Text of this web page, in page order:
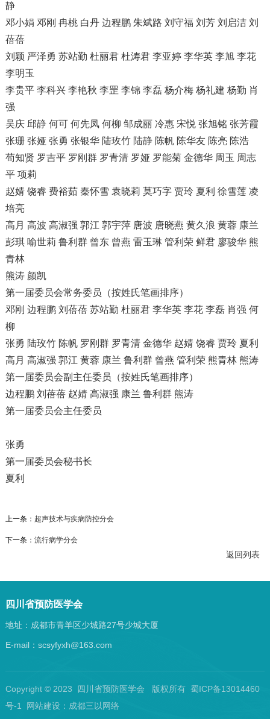
静
邓小娟 邓刚 冉桃 白丹 边程鹏 朱斌路 刘守福 刘芳 刘启洁 刘
蓓蓓
刘颖 严泽勇 苏站勤 杜丽君 杜涛君 李亚婷 李华英 李旭 李花
李明玉
李贵平 李科兴 李艳秋 李罡 李锦 李磊 杨介梅 杨礼建 杨勤 肖
强
吴庆 邱静 何可 何先凤 何柳 邹成丽 冷惠 宋悦 张旭铭 张芳霞
张珊 张娅 张勇 张银华 陆玫竹 陆静 陈帆 陈华友 陈亮 陈浩
苟知贤 罗吉平 罗刚群 罗青清 罗娅 罗能菊 金德华 周玉 周志
平 项莉
赵婧 饶睿 费裕茹 秦怀雪 袁晓莉 莫巧字 贾玲 夏利 徐雪莲 凌
培亮
高月 高波 高淑强 郭江 郭宇萍 唐波 唐晓燕 黄久浪 黄蓉 康兰
彭琪 喻世莉 鲁利群 曾东 曾燕 雷玉琳 管利荣 鲜君 廖骏华 熊
青林
熊涛 颜凯
第一届委员会常务委员（按姓氏笔画排序）
邓刚 边程鹏 刘蓓蓓 苏站勤 杜丽君 李华英 李花 李磊 肖强 何
柳
张勇 陆玫竹 陈帆 罗刚群 罗青清 金德华 赵婧 饶睿 贾玲 夏利
高月 高淑强 郭江 黄蓉 康兰 鲁利群 曾燕 管利荣 熊青林 熊涛
第一届委员会副主任委员（按姓氏笔画排序）
边程鹏 刘蓓蓓 赵婧 高淑强 康兰 鲁利群 熊涛
第一届委员会主任委员
张勇
第一届委员会秘书长
夏利
上一条： 超声技术与疾病防控分会
下一条： 流行病学分会
返回列表
四川省预防医学会
地址：成都市青羊区少城路27号少城大厦
E-mail：scsyfyxh@163.com
Copyright © 2023 四川省预防医学会 版权所有 蜀ICP备13014460
号-1 网站建设： 成都三以网络